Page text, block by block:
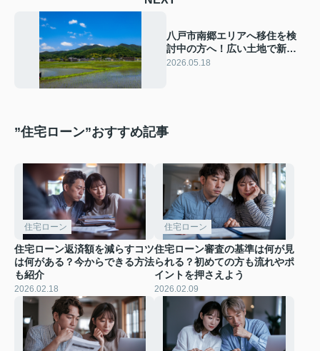
八戸市南郷エリアへ移住を検
討中の方へ！広い土地で新築
戸建てと補助金制度の活用法
2026.05.18
”住宅ローン”おすすめ記事
住宅ローン
住宅ローン返済額を減らすコツ
は何がある？今からできる方法
も紹介
2026.02.18
住宅ローン
住宅ローン審査の基準は何が見
られる？初めての方も流れやポ
イントを押さえよう
2026.02.09